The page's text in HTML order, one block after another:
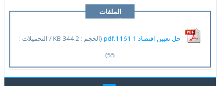
الملفات
المرفقة
حل تعيين اقتصاد 1 1161.pdf
(الحجم : 344.2 KB / التحميلات :
55)